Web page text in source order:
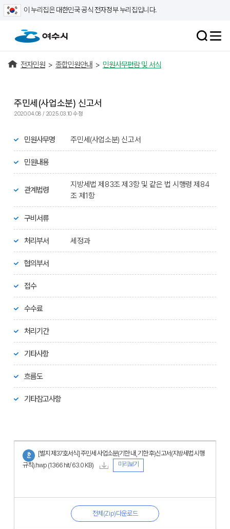
이 누리집은 대한민국 공식 전자정부 누리집입니다.
전자민원 > 종합민원안내 > 민원사무편람 및 서식
주민세(사업소분) 신고서
2020.04.08 / 2025.03.10 수정
민원사무명 주민세(사업소분) 신고서
민원내용
관계법령
지방세법 제83조 제3항 및 같은 법 시행령 제84
조 제1항
구비서류
처리부서 세정과
협의부서
접수
수수료
처리기간
기타사항
흐름도
기타참고사항
[별지 제37호서식] 주민세 사업소분(기한 내¸ 기한 후)신고서(지방세법 시행
규칙).hwp (1366 hit/ 63.0 KB) 미리보기
전체(Zip)다운로드